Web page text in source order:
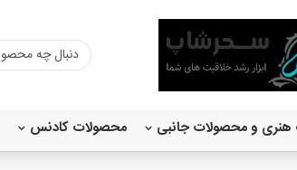
هنری و محصولات جانبی محصولات کادنس